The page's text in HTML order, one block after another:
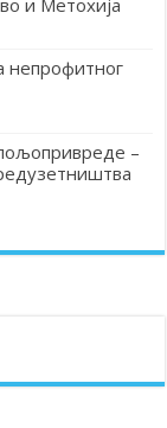
и Метохија
непрофитног
–